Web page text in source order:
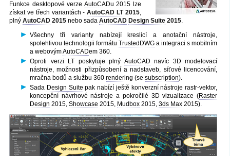
Funkce desktopové verze AutoCADu 2015 lze
získat ve třech variantách -AutoCAD LT2015,
plný AutoCAD 2015 nebo sada AutoCAD Design Suite 2015.
Všechny tři varianty nabízejí kreslicí a anotační nástroje,
spolehlivou technologii formátu TrustedDWG a integraci s mobilním
a webovýmAutoCADem 360.
Oproti verzi LT poskytuje plný AutoCAD navíc 3D modelovací
nástroje, možnosti přizpůsobení a nadstaveb, síťové licencování,
mračna bodů a službu 360 rendering (se subscription).
Sada Design Suite pak nabízí ještě konverzní nástroje rastr-vektor,
koncepční návrhové nástroje a pokročilé 3D vizualizace (Raster
Design 2015, Showcase 2015, Mudbox 2015, 3ds Max 2015).